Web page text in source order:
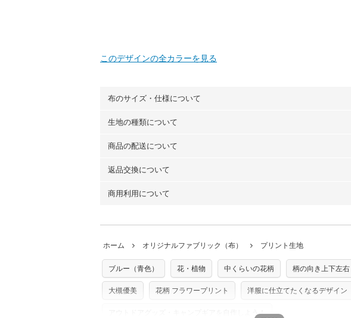
このデザインの全カラーを見る
布のサイズ・仕様について
布の長さは50cm単位での販売になります。
※カットを希望の方は備考欄に「50cmずつカット希望」などご
単位でのカットのみ）
生地の種類について
・現在、すべてのデザインのプリントに使用している生地は６種
ーン）・コットンリネン（ビエラ織）・100％コットン（ツイル
（キャンバス・11号帆布）です。
◎ 各生地の詳細を見る
商品の配送について
・ネコポスでの配送は、布は2mまで型紙は2個までとなります
ります。
※万が一、検品時に不備が見つかった場合は、4～5営業日後の
※土日祝は営業日に含まれません。
※配送日のご指定は承れません。出来上がり次第、順次発送いた
返品交換について
・布はご注文後に注文数量のみをプリントするため、
購入後の
ていた色味と違う、などの理由での返品は承れません。予めご
返品・交換対象の基準について詳しくは こちら
商用利用について
た記載も不要です。（製品化した際に起こる全ての問題、クレー
店及びnunocoto fabricは一切の責任を負いませんのでご了承く
※有料型紙（ホームソーイング型紙シリーズ）および柄がえらべ
型紙は商用利用できませんのでご注意ください。型紙自体の転用
ホーム オリジナルファブリック（布） プリント生地
ブルー（青色） 花・植物 中くらいの花柄 柄の向き上下左右
大槻優美 花柄 フラワープリント 洋服に仕立てたくなるデザイン
アウトドアグッズ・キャンプギアを自作しよう！